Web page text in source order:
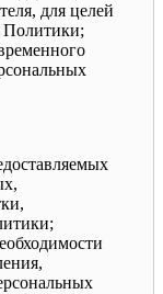
для целей
Политики;